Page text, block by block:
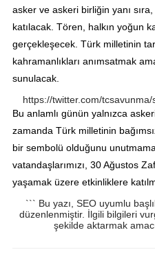
asker ve askeri birliğin yanı
katılacak. Tören, halkın yoğun
gerçekleşecek. Türk milletinin
kahramanlıkları anımsatmak
sunulacak.
https://twitter.com/
Bu anlamlı günün yalnızca
zamanda Türk milletinin
bir sembolü olduğunu
vatandaşlarımızı, 30 Ağustos
yaşamak üzere etkinliklere
``` Bu yazı, SEO uyumlu
düzenlenmiştir. İlgili bilgileri
şekilde aktarmak